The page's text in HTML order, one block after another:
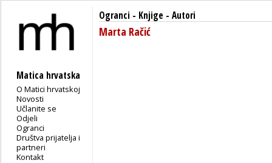
Matica hrvatska
O Matici hrvatskoj
Novosti
Učlanite se
Odjeli
Ogranci
Društva prijatelja i
partneri
Kontakt
Ogranci - Knjige - Autori
Marta Račić